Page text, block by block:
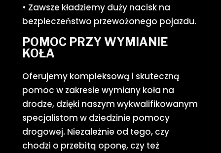
• Zawsze kładziemy duży nacisk na
bezpieczeństwo przewożonego pojazdu.
POMOC PRZY WYMIANIE
KOŁA
Oferujemy kompleksową i skuteczną
pomoc w zakresie wymiany koła na
drodze, dzięki naszym wykwalifikowanym
specjalistom w dziedzinie pomocy
drogowej. Niezależnie od tego, czy
chodzi o przebitą oponę, czy też